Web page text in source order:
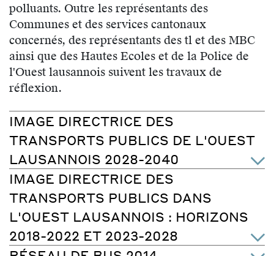
polluants. Outre les représentants des
Communes et des services cantonaux
concernés, des représentants des tl et des MBC
ainsi que des Hautes Ecoles et de la Police de
l'Ouest lausannois suivent les travaux de
réflexion.
IMAGE DIRECTRICE DES
TRANSPORTS PUBLICS DE L'OUEST
LAUSANNOIS 2028-2040
IMAGE DIRECTRICE DES
TRANSPORTS PUBLICS DANS
L'OUEST LAUSANNOIS : HORIZONS
2018-2022 ET 2023-2028